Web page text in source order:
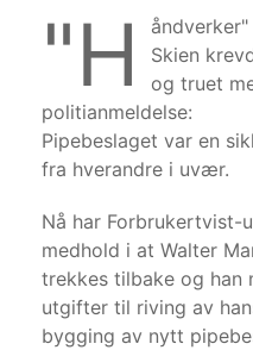
"H
Skien
og truet
politianmeldelse:
Pipebeslaget var en
fra hverandre i uvær.
Nå har Forbrukertvist-
medhold i at Walter
trekkes tilbake og han
utgifter til riving av
bygging av nytt